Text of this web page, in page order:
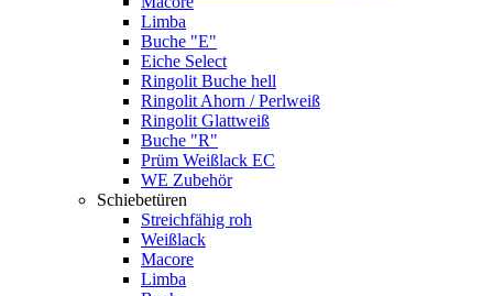
Limba
Buche "E"
Eiche Select
Ringolit Buche hell
Ringolit Ahorn / Perlweiß
Ringolit Glattweiß
Buche "R"
Prüm Weißlack EC
WE Zubehör
Schiebetüren
Streichfähig roh
Weißlack
Macore
Limba